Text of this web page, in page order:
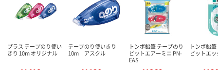
プラス テープのり使い
きり 10m オリジナル
テープのり使いきり
10m アスクル
トンボ鉛筆 テープのり
ピットエアーミニ PN-
EAS
トンボ鉛
ピットエッ